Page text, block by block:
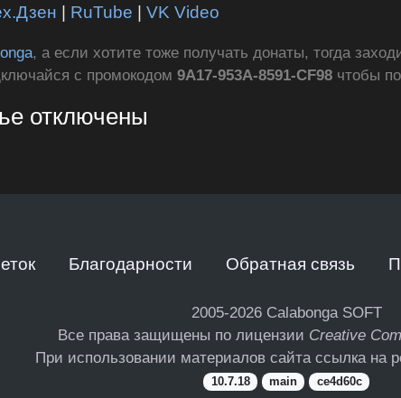
| RuTube |VK Video
, а если хотите тоже получать донаты, тогда
с промокодом9A17-953A-8591-CF98 чтобы
отключены
Благодарности Обратная связь
2005-2026 Calabonga SOFT
Все права защищены по лицензии Creative
При использовании материалов сайта ссылка на
10.7.18 main ce4d60c